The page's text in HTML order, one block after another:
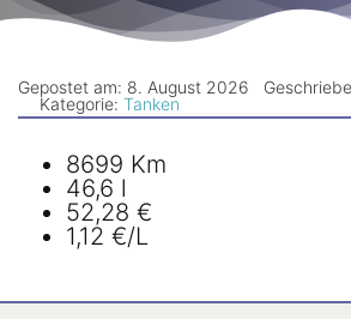
Newsletter
Gepostet am: 8. August 2026
Kategorie: Tanken
8699 Km
46,6 l
52,28 €
1,12 €/L